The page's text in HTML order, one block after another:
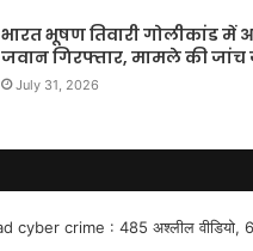
भारत भूषण तिवारी गोलीकांड में
जवान गिरफ्तार, मामले की जांच
July 31, 2026